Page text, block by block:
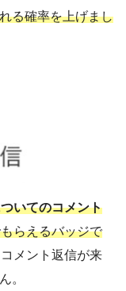
る確率を上げまし
いてのコメント
らえるバッジで
メント返信が来
。